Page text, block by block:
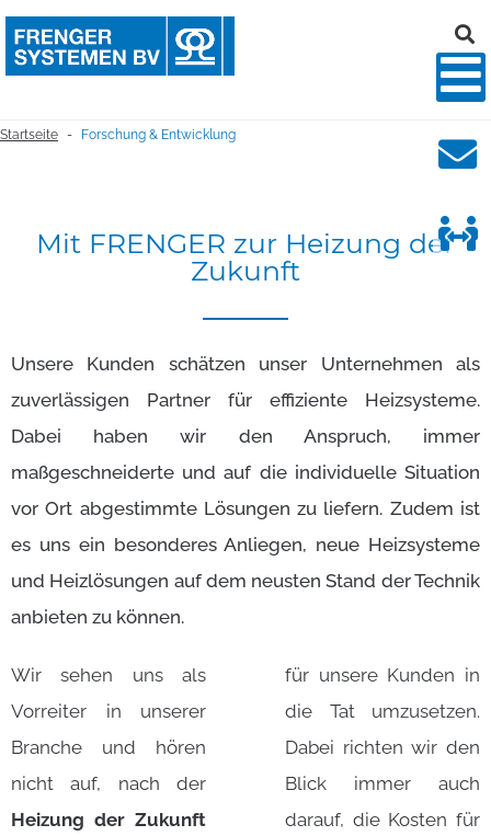
Startseite - Forschung & Entwicklung
Mit FRENGER zur Heizung der
Zukunft
Unsere Kunden schätzen unser Unternehmen als
zuverlässigen Partner für effiziente Heizsysteme.
Dabei haben wir den Anspruch, immer
maßgeschneiderte und auf die individuelle Situation
vor Ort abgestimmte Lösungen zu liefern. Zudem ist
es uns ein besonderes Anliegen, neue Heizsysteme
und Heizlösungen auf dem neusten Stand der Technik
anbieten zu können.
Wir sehen uns als
Vorreiter in unserer
Branche und hören
nicht auf, nach der
Heizung der Zukunft
für unsere Kunden in
die Tat umzusetzen.
Dabei richten wir den
Blick immer auch
darauf, die Kosten für